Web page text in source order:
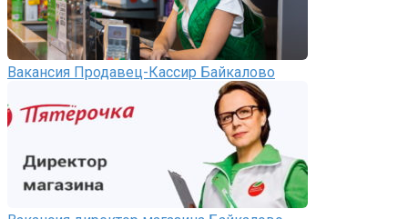
Вакансия Продавец-Кассир Байкалово